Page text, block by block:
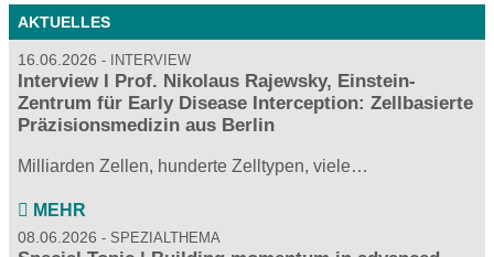
AKTUELLES
16.06.2026 INTERVIEW
Interview I Prof. Nikolaus Rajewsky, Einstein-
Zentrum für Early Disease Interception: Zellbasierte
Präzisionsmedizin aus Berlin
Milliarden Zellen, hunderte Zelltypen, viele…
MEHR
08.06.2026 SPEZIALTHEMA